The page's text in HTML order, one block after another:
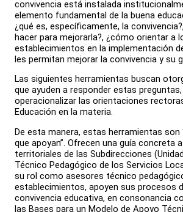
convivencia está instalada
elemento fundamental de la buena
¿qué es, específicamente, la
hacer para mejorarla?, ¿cómo orientar a
establecimientos en la implementación
les permitan mejorar la convivencia y su
Las siguientes herramientas buscan
que ayuden a responder estas
operacionalizar las orientaciones
Educación en la materia.
De esta manera, estas herramientas son
que apoyan”. Ofrecen una guía concreta
territoriales de las Subdirecciones
Técnico Pedagógico de los Servicios
su rol como asesores técnico
establecimientos, apoyen sus procesos
convivencia educativa, en consonancia
las Bases para un Modelo de Apoyo